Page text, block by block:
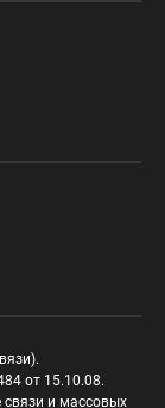
от 15.10.08.
и массовых